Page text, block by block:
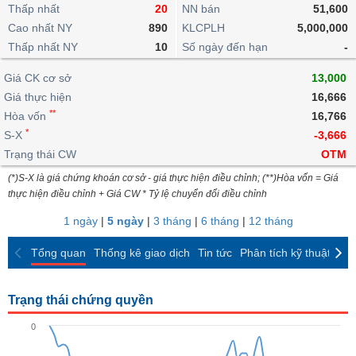
lỗ
dịch
nội
Niên
giám
Tài
liệu
cổ
Định
giá
ngoài
doanh
Top
cổ
phiếu
ngành
giao
dịch
dịch
Chứng
quyền
quan
Thống
giao
dịch
Thống
giao
dịch
Tin
tức
Phân
tích
kỹ
thuật
trực
tuyến
Bộ
lọc
cổ
So
sánh
Báo
cáo
Vĩ
mô
lai
Chứng
quyền
Trái
phiếu
IR
Awards
tạo
Dịch
vụ
Thấp nhất
20
Cao nhất NY
890
Thấp nhất NY
10
NN bán
51,600
KLCPLH
5,000,000
Số ngày đến hạn
-
Giá CK cơ sở
13,000
Giá thực hiện
16,666
Hòa vốn **
16,766
S-X *
-3,666
Trạng thái CW
OTM
(*)S-X là giá chứng khoán cơ sở - giá thực hiện điều chỉnh; (**)Hòa vốn = Giá
thực hiện điều chỉnh + Giá CW * Tỷ lệ chuyển đổi điều chỉnh
1 ngày| 5 ngày| 3 tháng | 6 tháng | 12 tháng
Tổng quan Thống kê giao dịch Tin tức Phân tích kỹ thuật
Trạng thái chứng quyền
0
BẤT
ĐỘNG
SẢN
TÀI
CHÍNH
HÀNG
KINH